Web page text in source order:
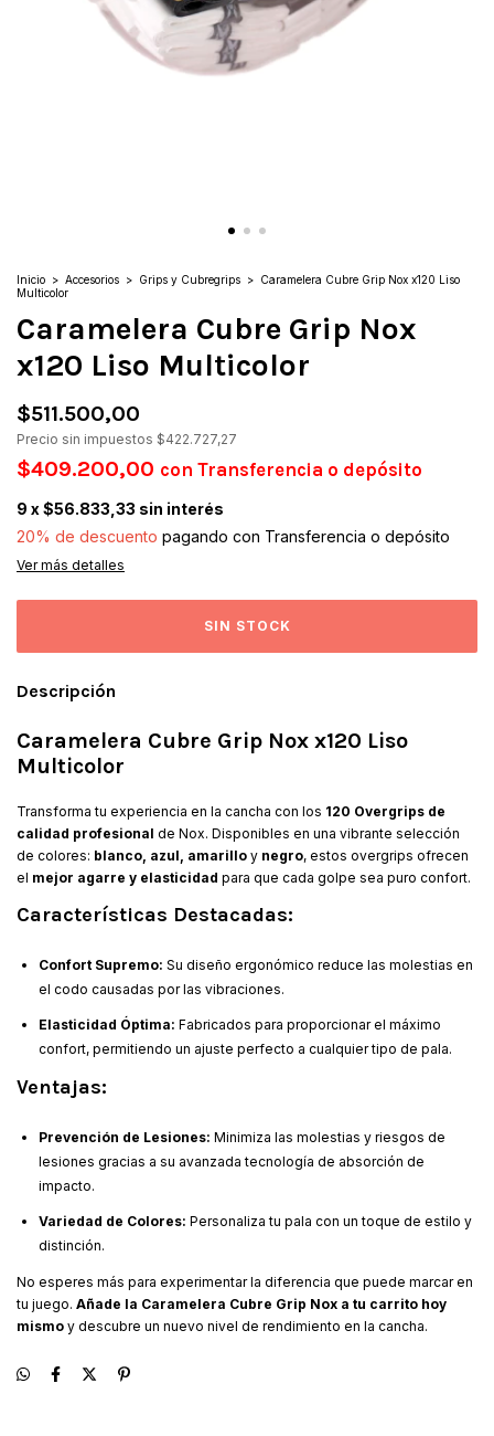
Inicio > Accesorios > Grips y Cubregrips > Caramelera Cubre Grip Nox x120 Liso
Multicolor
Caramelera Cubre Grip Nox
x120 Liso Multicolor
$511.500,00
Precio sin impuestos $422.727,27
$409.200,00 con Transferencia o depósito
9 x$56.833,33 sin interés
20% de descuento pagando con Transferencia o depósito
Ver más detalles
Descripción
Caramelera Cubre Grip Nox x120 Liso
Multicolor
Transforma tu experiencia en la cancha con los 120 Overgrips de
calidad profesional de Nox. Disponibles en una vibrante selección
de colores: blanco, azul, amarillo y negro, estos overgrips ofrecen
el mejor agarre y elasticidad para que cada golpe sea puro confort.
Características Destacadas:
Confort Supremo: Su diseño ergonómico reduce las molestias en
el codo causadas por las vibraciones.
Elasticidad Óptima: Fabricados para proporcionar el máximo
confort, permitiendo un ajuste perfecto a cualquier tipo de pala.
Ventajas:
Prevención de Lesiones: Minimiza las molestias y riesgos de
lesiones gracias a su avanzada tecnología de absorción de
impacto.
Variedad de Colores: Personaliza tu pala con un toque de estilo y
distinción.
No esperes más para experimentar la diferencia que puede marcar en
tu juego. Añade la Caramelera Cubre Grip Nox a tu carrito hoy
mismo y descubre un nuevo nivel de rendimiento en la cancha.